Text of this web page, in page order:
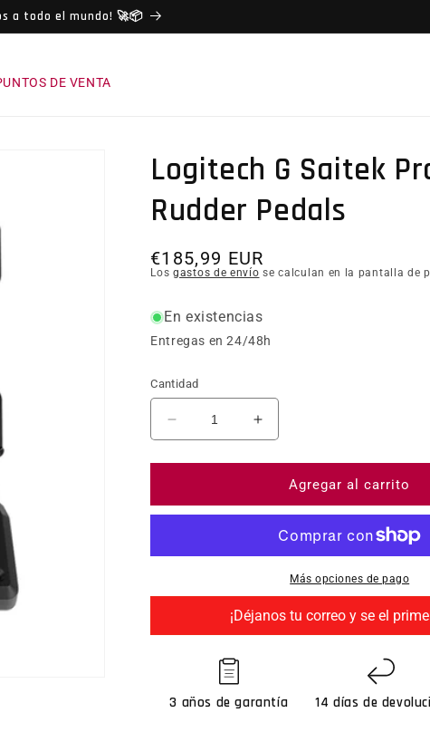
a todo el mundo! 🚀📦
DE VENTA
Logitech G Saitek
Rudder Pedals
Precio habitual
€185,99 EUR
Los gastos de envío se calculan en la pantalla de
En existencias
Entregas en 24/48h
Cantidad
Reducir cantidad para Logitech G
Aumentar cantidad
Agregar al carrito
Más opciones de pago
¡Déjanos tu correo y se el
3 años de garantía 14 días de